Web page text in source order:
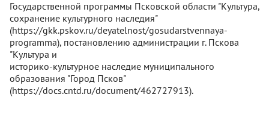
Государственной программы Псковской области "Культура,
сохранение культурного наследия"
(https://gkk.pskov.ru/deyatelnost/gosudarstvennaya-
programma), постановлению администрации г. Пскова
"Культура и
историко-культурное наследие муниципального
образования "Город Псков"
(https://docs.cntd.ru/document/462727913).